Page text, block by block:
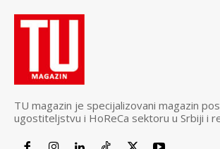
TU magazin je specijalizovani magazin
ugostiteljstvu i HoReCa sektoru u Srbiji i